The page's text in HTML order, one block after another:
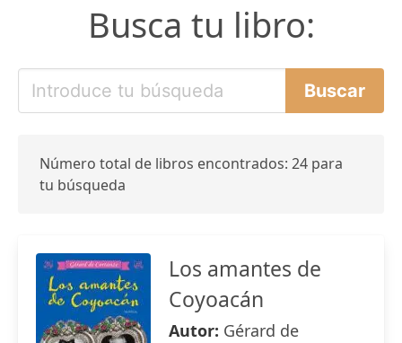
Busca tu libro:
Número total de libros encontrados: 24 para
tu búsqueda
Los amantes de
Coyoacán
Autor: Gérard de